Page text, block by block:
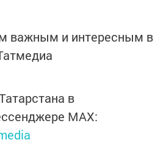
важным и интересным в
в
MАХ: